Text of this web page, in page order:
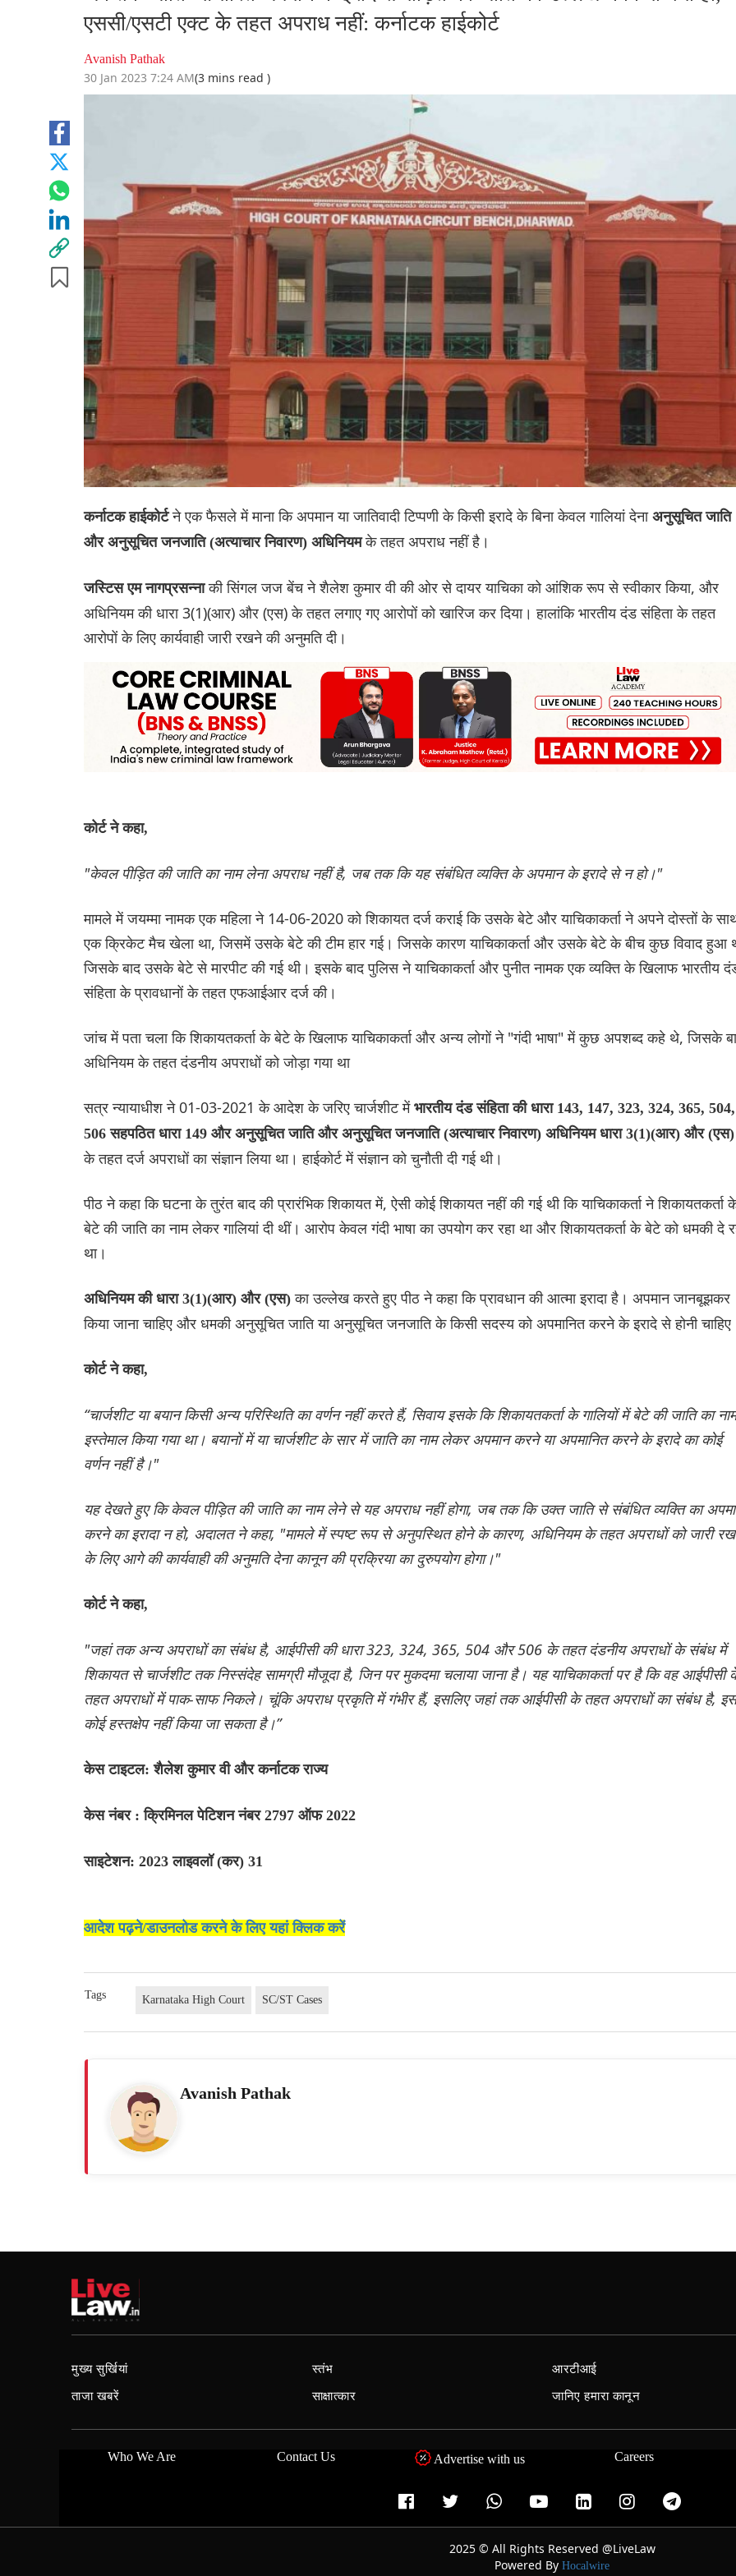
एससी/एसटी एक्‍ट के तहत अपराध नहीं: कर्नाटक हाईकोर्ट
Avanish Pathak
30 Jan 2023 7:24 AM(3 mins read )
कर्नाटक हाईकोर्टने एक फैसले में माना कि अपमान या जातिवादी टिप्पणी के किसी इरादे के बिना केवल गालियां देना अनुसूचित जाति
और अनुसूचित जनजाति (अत्याचार निवारण) अधिनियमके तहत अपराध नहीं है।
ज‌स्टिस एम नागप्रसन्नाकी सिंगल जज बेंच ने शैलेश कुमार वी की ओर से दायर याचिका को आंशिक रूप से स्वीकार किया, और
अधिनियम की धारा 3(1)(आर) और (एस) के तहत लगाए गए आरोपों को खारिज कर दिया। हालांकि भारतीय दंड संहिता के तहत
आरोपों के लिए कार्यवाही जारी रखने की अनुमति दी।
कोर्ट ने कहा,
"केवल पीड़ित की जाति का नाम लेना अपराध नहीं है, जब तक कि यह संबंधित व्यक्ति के अपमान के इरादे से न हो।"
मामले में जयम्मा नामक एक महिला ने 14-06-2020 को शिकायत दर्ज कराई कि उसके बेटे और याचिकाकर्ता ने अपने दोस्तों के
एक क्रिकेट मैच खेला था, जिसमें उसके बेटे की टीम हार गई। जिसके कारण याचिकाकर्ता और उसके बेटे के बीच कुछ विवाद हुआ
जिसके बाद उसके बेटे से मारपीट की गई थी। इसके बाद पुलिस ने याचिकाकर्ता और पुनीत नामक एक व्यक्ति के खिलाफ भारतीय
संहिता के प्रावधानों के तहत एफआईआर दर्ज की।
जांच में पता चला कि शिकायतकर्ता के बेटे के खिलाफ याचिकाकर्ता और अन्य लोगों ने "गंदी भाषा" में कुछ अपशब्द कहे थे, जिसके
अधिनियम के तहत दंडनीय अपराधों को जोड़ा गया था
सत्र न्यायाधीश ने 01-03-2021 के आदेश के जरिए चार्जशीट में भारतीय दंड संहिता की धारा 143, 147, 323, 324, 365, 504,
506 सहप‌ठित धारा 149 और अनुसूचित जाति और अनुसूचित जनजाति (अत्याचार निवारण) अधिनियम धारा 3(1)(आर) और (एस)
के तहत दर्ज अपराधों का संज्ञान ‌लिया ‌था। हाईकोर्ट में संज्ञान को चुनौती दी गई थी।
पीठ ने कहा कि घटना के तुरंत बाद की प्रारंभिक शिकायत में, ऐसी कोई शिकायत नहीं की गई थी कि याचिकाकर्ता ने शिकायतकर्ता
बेटे की जाति का नाम लेकर गालियां दी थीं। आरोप केवल गंदी भाषा का उपयोग कर रहा था और शिकायतकर्ता के बेटे को धमकी दे
था।
अधिनियम की धारा 3(1)(आर) और (एस)का उल्लेख करते हुए पीठ ने कहा कि प्रावधान की आत्मा इरादा है। अपमान जानबूझकर
किया जाना चाहिए और धमकी अनुसूचित जाति या अनुसूचित जनजाति के किसी सदस्य को अपमानित करने के इरादे से होनी
कोर्ट ने कहा,
“चार्जशीट या बयान किसी अन्य परिस्थिति का वर्णन नहीं करते हैं, सिवाय इसके कि शिकायतकर्ता के गालियों में बेटे की जाति का नाम
इस्तेमाल किया गया था। बयानों में या चार्जशीट के सार में जाति का नाम लेकर अपमान करने या अपमानित करने के इरादे का कोई
वर्णन नहीं है।"
यह देखते हुए कि केवल पीड़ित की जाति का नाम लेने से यह अपराध नहीं होगा, जब तक कि उक्त जाति से संबंधित व्यक्ति का
करने का इरादा न हो, अदालत ने कहा, "मामले में स्पष्ट रूप से अनुपस्थित होने के कारण, अधिनियम के तहत अपराधों को जारी
के लिए आगे की कार्यवाही की अनुमति देना कानून की प्रक्रिया का दुरुपयोग होगा।"
कोर्ट ने कहा,
"जहां तक अन्य अपराधों का संबंध है, आईपीसी की धारा 323, 324, 365, 504 और 506 के तहत दंडनीय अपराधों के संबंध में
शिकायत से चार्जशीट तक निस्संदेह सामग्री मौजूदा है, जिन पर मुकदमा चलाया जाना है। यह याचिकाकर्ता पर है कि वह आईपीसी
तहत अपराधों में पाक-साफ निकले। चूंकि अपराध प्रकृति में गंभीर हैं, इसलिए जहां तक आईपीसी के तहत अपराधों का संबंध है,
कोई हस्तक्षेप नहीं किया जा सकता है।”
केस टाइटल: शैलेश कुमार वी और कर्नाटक राज्य
केस नंबर : क्रिमिनल पेटिशन नंबर 2797 ऑफ 2022
साइटेशन: 2023 लाइवलॉ (कर) 31
आदेश पढ़ने/डाउनलोड करने के लिए यहां क्लिक करें
Tags Karnataka High Court SC/ST Cases
Avanish Pathak
मुख्य सुर्खियां
ताजा खबरें
स्तंभ
साक्षात्कार
आरटीआई
जानिए हमारा कानून
Who We Are Contact Us Advertise with us Careers
2025 © All Rights Reserved @LiveLaw
Powered By Hocalwire